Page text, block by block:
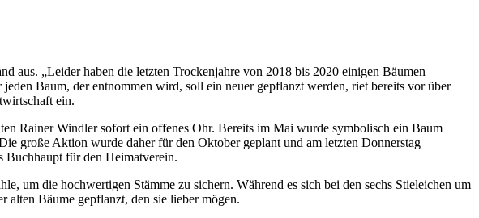
aus. „Leider haben die letzten Trockenjahre von 2018 bis 2020 einigen Bäumen
Baum, der entnommen wird, soll ein neuer gepflanzt werden, riet bereits vor über
ein.
Rainer Windler sofort ein offenes Ohr. Bereits im Mai wurde symbolisch ein Baum
große Aktion wurde daher für den Oktober geplant und am letzten Donnerstag
Buchhaupt für den Heimatverein.
um die hochwertigen Stämme zu sichern. Während es sich bei den sechs Stieleichen um
Bäume gepflanzt, den sie lieber mögen.